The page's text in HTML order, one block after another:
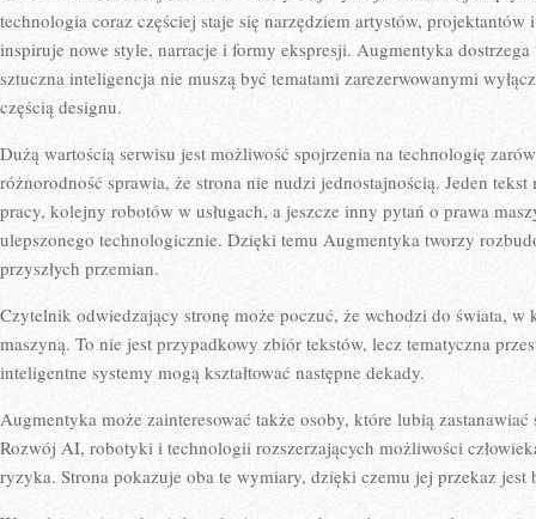
technologia coraz częściej staje się narzędziem artystów, projektantów
inspiruje nowe style, narracje i formy ekspresji. Augmentyka
sztuczna inteligencja nie muszą być tematami zarezerwowanymi
częścią designu.
Dużą wartością serwisu jest możliwość spojrzenia na technologię
różnorodność sprawia, że strona nie nudzi jednostajnością. Jeden
pracy, kolejny robotów w usługach, a jeszcze inny pytań o prawa
ulepszonego technologicznie. Dzięki temu Augmentyka tworzy
przyszłych przemian.
Czytelnik odwiedzający stronę może poczuć, że wchodzi do świata, w
maszyną. To nie jest przypadkowy zbiór tekstów, lecz tematyczna
inteligentne systemy mogą kształtować następne dekady.
Augmentyka może zainteresować także osoby, które lubią
Rozwój AI, robotyki i technologii rozszerzających możliwości
ryzyka. Strona pokazuje oba te wymiary, dzięki czemu jej przekaz